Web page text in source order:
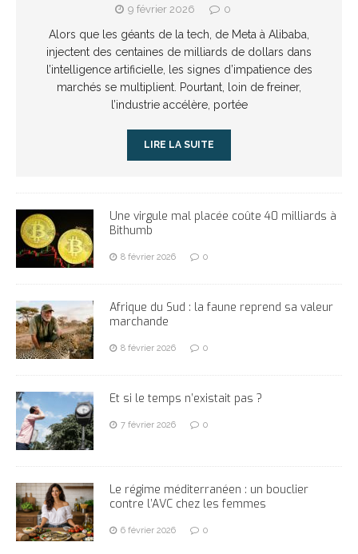
9 février 2026 0
Alors que les géants de la tech, de Meta à Alibaba,
injectent des centaines de milliards de dollars dans
l’intelligence artificielle, les signes d’impatience des
marchés se multiplient. Pourtant, loin de freiner,
l’industrie accélère, portée
LIRE LA SUITE
Une virgule mal placée coûte 40 milliards à
Bithumb
8 février 2026 0
Afrique du Sud : la faune reprend sa valeur
marchande
8 février 2026 0
Et si le temps n’existait pas ?
7 février 2026 0
Le régime méditerranéen : un bouclier
contre l’AVC chez les femmes
6 février 2026 0